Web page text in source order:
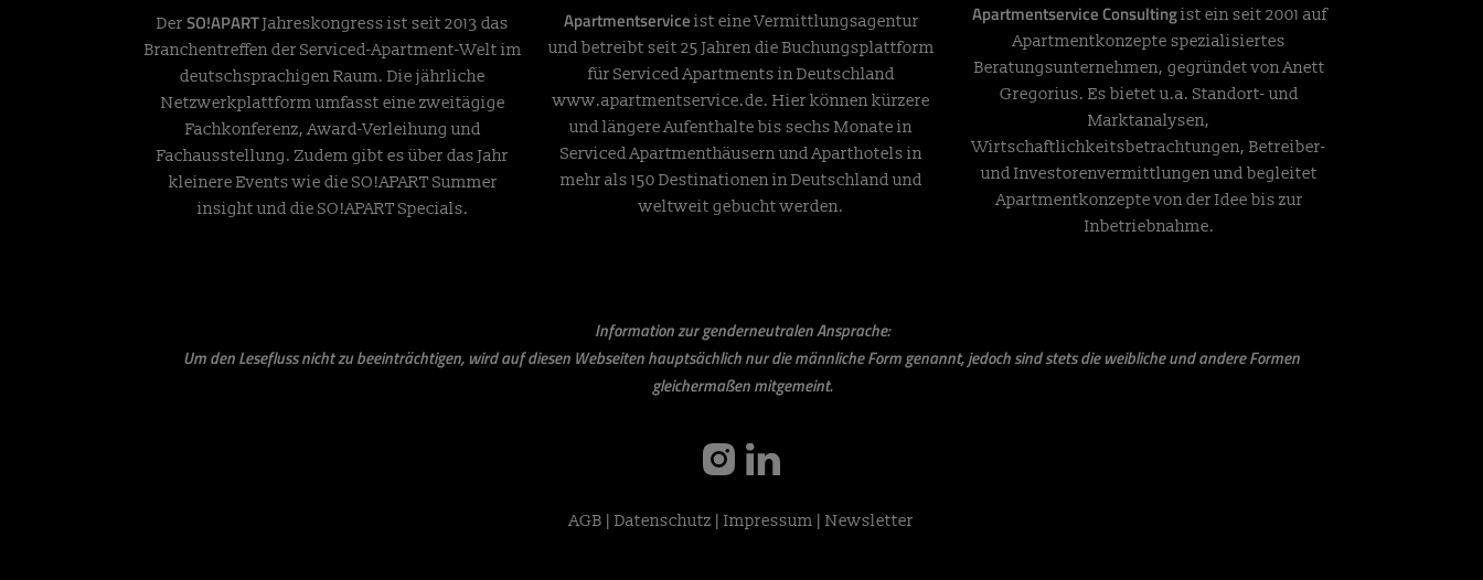
DerSO!APARTJahreskongress ist seit 2013 das
Branchentreffen der Serviced-Apartment-Welt im
deutschsprachigen Raum. Die jährliche
Netzwerkplattform umfasst eine zweitägige
Fachkonferenz, Award-Verleihung und
Fachausstellung. Zudem gibt es über das Jahr
kleinere Events wie die SO!APART Summer
insight und die SO!APART Specials.
Apartmentservice ist eine Vermittlungsagentur
und betreibt seit 25 Jahren die Buchungsplattform
für Serviced Apartments in Deutschland
www.apartmentservice.de. Hier können kürzere
und längere Aufenthalte bis sechs Monate in
Serviced Apartmenthäusern und Aparthotels in
mehr als 150 Destinationen in Deutschland und
weltweit gebucht werden.
Apartmentservice Consultingist ein seit 2001 auf
Apartmentkonzepte spezialisiertes
Beratungsunternehmen, gegründet von Anett
Gregorius. Es bietet u.a. Standort- und
Marktanalysen,
Wirtschaftlichkeitsbetrachtungen, Betreiber-
und Investorenvermittlungen und begleitet
Apartmentkonzepte von der Idee bis zur
Inbetriebnahme.
Information zur genderneutralen Ansprache:
Um den Lesefluss nicht zu beeinträchtigen, wird auf diesen Webseiten hauptsächlich nur die männliche Form genannt, jedoch sind stets die weibliche und andere Formen
gleichermaßen mitgemeint.
instagram
AGB | Datenschutz | Impressum | Newsletter